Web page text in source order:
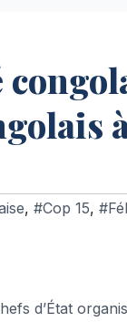
, #Cop 15,
d’État